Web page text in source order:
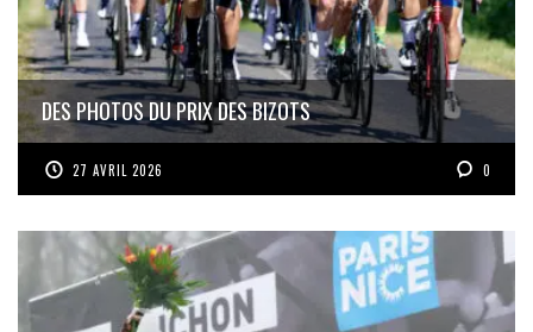
DES PHOTOS DU PRIX DES BIZOTS
27 AVRIL 2026 0